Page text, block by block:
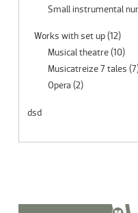
Small instrumental
Works with set up(12)
Musical theatre(10)
Musicatreize 7 tales
Opera (2)
dsd